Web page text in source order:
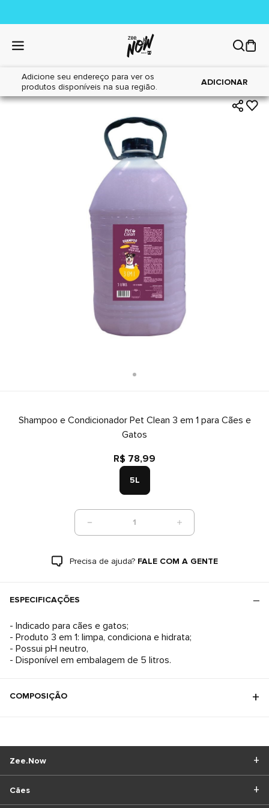
Adicione seu endereço para ver os
produtos disponíveis na sua região.
ADICIONAR
Home|Cães|Higiene
Shampoo e Condicionador Pet Clean 3 em 1 para Cães e
Gatos
R$ 78,99
5L
1
Precisa de ajuda? FALE COM A GENTE
ESPECIFICAÇÕES
- Indicado para cães e gatos;
- Produto 3 em 1: limpa, condiciona e hidrata;
- Possui pH neutro,
- Disponível em embalagem de 5 litros.
COMPOSIÇÃO
Cães
Zee.Now